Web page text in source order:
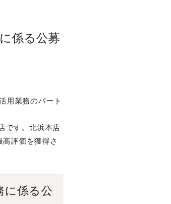
係る公募
用業務のパート
です。北浜本店
評価を獲得さ
に係る公